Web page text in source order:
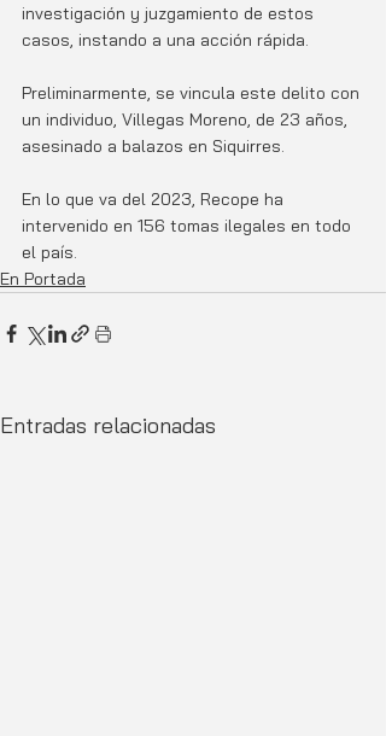
investigación y juzgamiento de estos
casos, instando a una acción rápida.
Preliminarmente, se vincula este delito con
un individuo, Villegas Moreno, de 23 años,
asesinado a balazos en Siquirres.
En lo que va del 2023, Recope ha
intervenido en 156 tomas ilegales en todo
el país.
En Portada
Entradas relacionadas